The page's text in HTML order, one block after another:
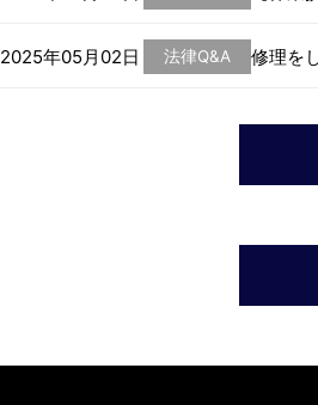
2025年05月02日 法律Q&A 修理を